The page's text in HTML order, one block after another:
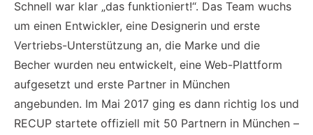
Schnell war klar „das funktioniert!“. Das Team wuchs
um einen Entwickler, eine Designerin und erste
Vertriebs-Unterstützung an, die Marke und die
Becher wurden neu entwickelt, eine Web-Plattform
aufgesetzt und erste Partner in München
angebunden. Im Mai 2017 ging es dann richtig los und
RECUP startete offiziell mit 50 Partnern in München –